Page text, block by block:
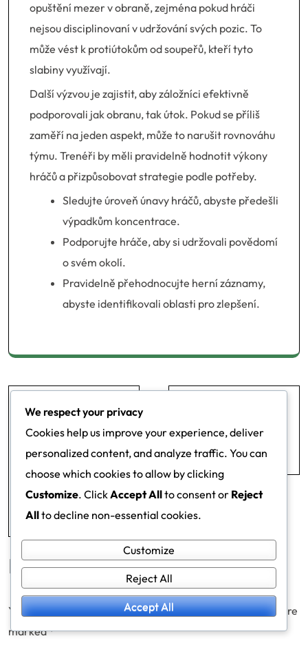
opuštění mezer v obraně, zejména pokud hráči
nejsou disciplinovaní v udržování svých pozic. To
může vést k protiútokům od soupeřů, kteří tyto
slabiny využívají.
Další výzvou je zajistit, aby záložníci efektivně
podporovali jak obranu, tak útok. Pokud se příliš
zaměří na jeden aspekt, může to narušit rovnováhu
týmu. Trenéři by měli pravidelně hodnotit výkony
hráčů a přizpůsobovat strategie podle potřeby.
Sledujte úroveň únavy hráčů, abyste předešli
výpadkům koncentrace.
Podporujte hráče, aby si udržovali povědomí
o svém okolí.
Pravidelně přehodnocujte herní záznamy,
abyste identifikovali oblasti pro zlepšení.
Post
navigation
středního obránce v
rozestavení 2-3-2-3:
Defenzivní
rovnováha, úhly
přihrávky, kontrola
přechodu
soupeřům, Změny
během hry, Síly hráčů
Leave a Reply
Your email address will not be published.Required fields are
marked*
We respect your privacy
Cookies help us improve your experience, deliver
personalized content, and analyze traffic. You can
choose which cookies to allow by clicking
Customize. ClickAccept Allto consent or Reject
Allto decline non-essential cookies.
Customize
Reject All
Accept All